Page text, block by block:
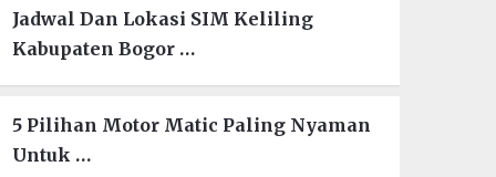
Jadwal Dan Lokasi SIM Keliling
Kabupaten Bogor …
5 Pilihan Motor Matic Paling Nyaman
Untuk …